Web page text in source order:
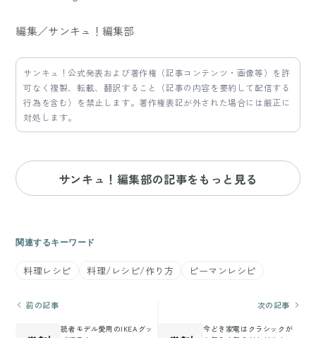
編集／サンキュ！編集部
サンキュ！公式発表および著作権（記事コンテンツ・画像等）を許
可なく複製、転載、翻訳すること（記事の内容を要約して配信する
行為を含む）を禁止します。著作権表記が外された場合には厳正に
対処します。
サンキュ！編集部の記事をもっと見る
関連するキーワード
料理レシピ 料理/レシピ/作り方 ピーマンレシピ
前の記事
読者モデル愛用のIKEAグッ
次の記事
今どき家電はクラシックが